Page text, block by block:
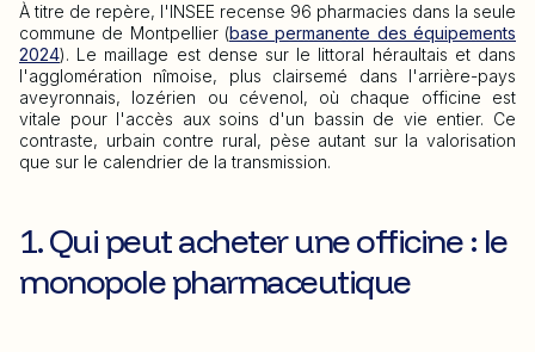
À titre de repère, l'INSEE recense 96 pharmacies dans la seule
commune de Montpellier (base permanente des équipements
2024). Le maillage est dense sur le littoral héraultais et dans
l'agglomération nîmoise, plus clairsemé dans l'arrière-pays
aveyronnais, lozérien ou cévenol, où chaque officine est
vitale pour l'accès aux soins d'un bassin de vie entier. Ce
contraste, urbain contre rural, pèse autant sur la valorisation
que sur le calendrier de la transmission.
1. Qui peut acheter une officine : le
monopole pharmaceutique